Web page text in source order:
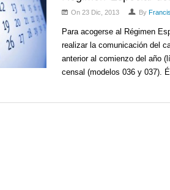
On 23 Dic, 2013 By
Para acogerse al Régimen
realizar la comunicación del
anterior al comienzo del año
censal (modelos 036 y 037).